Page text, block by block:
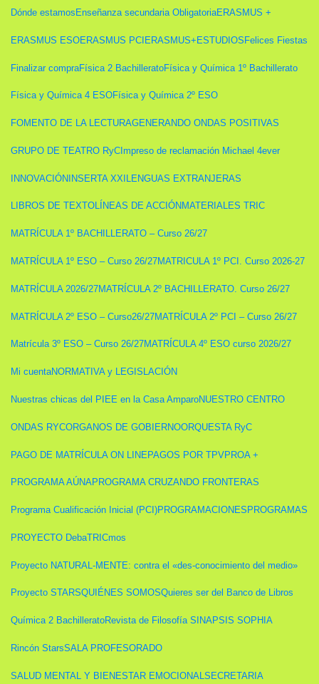
Dónde estamos Enseñanza secundaria ObligatoriaERASMUS +
ERASMUS ESOERASMUS PCI ERASMUS+ ESTUDIOS Felices Fiestas
Finalizar compraFísica 2 BachilleratoFísica y Química 1º Bachillerato
Física y Química 4 ESOFísica y Química 2º ESO
FOMENTO DE LA LECTURAGENERANDO ONDAS POSITIVAS
GRUPO DE TEATRO RyC Impreso de reclamación Michael 4ever
INNOVACIÓNINSERTA XXILENGUAS EXTRANJERAS
LIBROS DE TEXTOLÍNEAS DE ACCIÓN MATERIALES TRIC
MATRÍCULA 1º BACHILLERATO – Curso 26/27
MATRÍCULA 1º ESO – Curso 26/27MATRICULA 1º PCI. Curso 2026-27
MATRÍCULA 2026/27MATRÍCULA 2º BACHILLERATO. Curso 26/27
MATRÍCULA 2º ESO – Curso26/27MATRÍCULA 2º PCI – Curso 26/27
Matrícula 3º ESO – Curso 26/27MATRÍCULA 4º ESO curso 2026/27
Mi cuentaNORMATIVA y LEGISLACIÓN
Nuestras chicas del PIEE en la Casa AmparoNUESTRO CENTRO
ONDAS RYCORGANOS DE GOBIERNOORQUESTA RyC
PAGO DE MATRÍCULA ON LINEPAGOS POR TPVPROA +
PROGRAMA AÚNAPROGRAMA CRUZANDO FRONTERAS
Programa Cualificación Inicial (PCI)PROGRAMACIONES PROGRAMAS
PROYECTO DebaTRICmos
Proyecto NATURAL-MENTE: contra el «des-conocimiento del medio»
Proyecto STARSQUIÉNES SOMOSQuieres ser del Banco de Libros
Química 2 BachilleratoRevista de Filosofía SINAPSIS SOPHIA
Rincón StarsSALA PROFESORADO
SALUD MENTAL Y BIENESTAR EMOCIONAL SECRETARIA